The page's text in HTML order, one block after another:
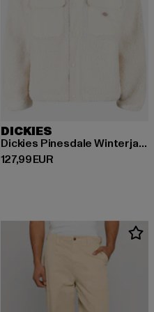
DICKIES
Dickies Pinesdale Winterjacken
127,99 EUR
Derzeitiger Preis: 127,99 EUR